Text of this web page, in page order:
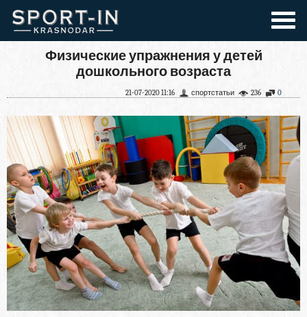
Физические упражнения у детей
дошкольного возраста
0
236
спортстатьи
21-07-2020 11:16